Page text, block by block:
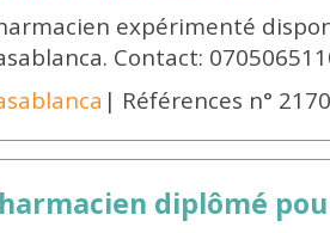
expérimenté
Contact:
| Références n°
diplômé